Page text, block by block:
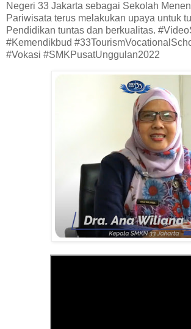
Negeri 33 Jakarta sebagai Sekolah
Pariwisata terus melakukan upaya untuk
Pendidikan tuntas dan berkualitas.
#Kemendikbud
#Vokasi #SMKPusatUnggulan2022